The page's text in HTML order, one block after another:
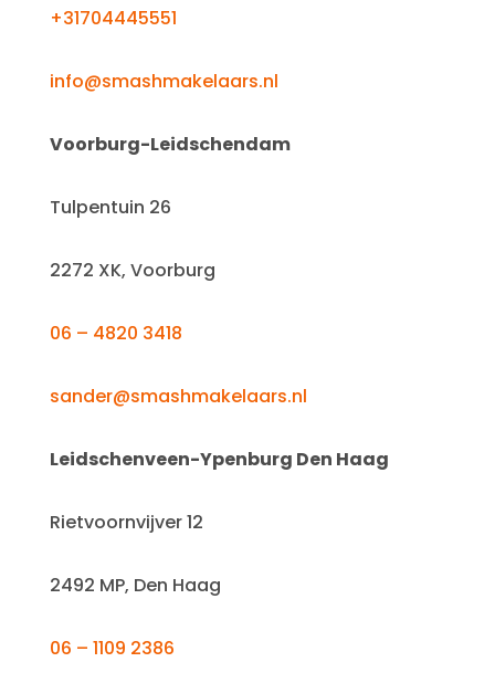
+31704445551
info@smashmakelaars.nl
Voorburg-Leidschendam
Tulpentuin 26
2272 XK, Voorburg
06 – 4820 3418
sander@smashmakelaars.nl
Leidschenveen-Ypenburg Den Haag
Rietvoornvijver 12
2492 MP, Den Haag
06 – 1109 2386